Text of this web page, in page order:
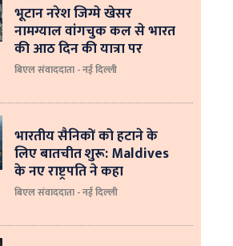
भूटान नरेश जिग्मे खेसर
नामग्याल वांगचुक कल से भारत
की आठ दिन की यात्रा पर
बिएल संवाददाता - नई दिल्ली
भारतीय सैनिकों को हटाने के
लिए बातचीत शुरू: Maldives
के नए राष्ट्रपति ने कहा
बिएल संवाददाता - नई दिल्‍ली